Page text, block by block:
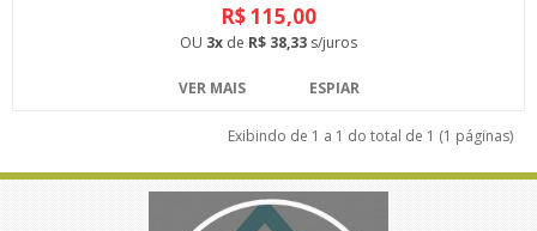
R$ 115,00
OU 3x de R$ 38,33 s/juros
VER MAIS ESPIAR
Exibindo de 1 a 1 do total de 1 (1 páginas)